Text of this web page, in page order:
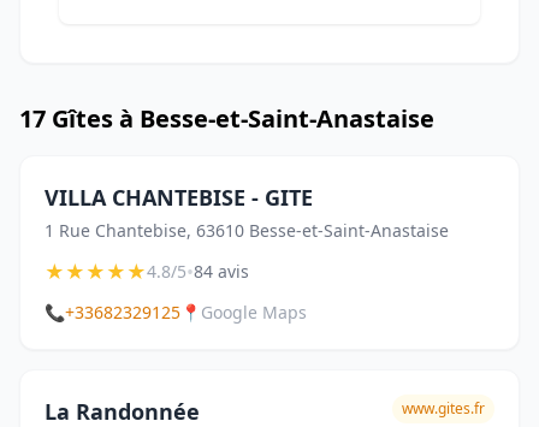
17 Gîtes à Besse-et-Saint-Anastaise
VILLA CHANTEBISE - GITE
1 Rue Chantebise, 63610 Besse-et-Saint-Anastaise
★★★★★4.8/5•84 avis
📞+33682329125 📍 Google Maps
La Randonnée www.gites.fr